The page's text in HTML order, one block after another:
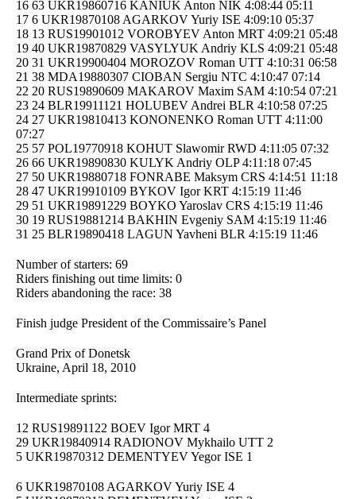
16 63 UKR19860716 KANIUK Anton NIK 4:08:44 05:11
17 6 UKR19870108 AGARKOV Yuriy ISE 4:09:10 05:37
18 13 RUS19901012 VOROBYEV Anton MRT 4:09:21 05:48
19 40 UKR19870829 VASYLYUK Andriy KLS 4:09:21 05:48
20 31 UKR19900404 MOROZOV Roman UTT 4:10:31 06:58
21 38 MDA19880307 CIOBAN Sergiu NTC 4:10:47 07:14
22 20 RUS19890609 MAKAROV Maxim SAM 4:10:54 07:21
23 24 BLR19911121 HOLUBEV Andrei BLR 4:10:58 07:25
24 27 UKR19810413 KONONENKO Roman UTT 4:11:00
07:27
25 57 POL19770918 KOHUT Slawomir RWD 4:11:05 07:32
26 66 UKR19890830 KULYK Andriy OLP 4:11:18 07:45
27 50 UKR19880718 FONRABE Maksym CRS 4:14:51 11:18
28 47 UKR19910109 BYKOV Igor KRT 4:15:19 11:46
29 51 UKR19891229 BOYKO Yaroslav CRS 4:15:19 11:46
30 19 RUS19881214 BAKHIN Evgeniy SAM 4:15:19 11:46
31 25 BLR19890418 LAGUN Yavheni BLR 4:15:19 11:46
Number of starters: 69
Riders finishing out time limits: 0
Riders abandoning the race: 38
Finish judge President of the Commissaire’s Panel
Grand Prix of Donetsk
Ukraine, April 18, 2010
Intermediate sprints:
12 RUS19891122 BOEV Igor MRT 4
29 UKR19840914 RADIONOV Mykhailo UTT 2
5 UKR19870312 DEMENTYEV Yegor ISE 1
6 UKR19870108 AGARKOV Yuriy ISE 4